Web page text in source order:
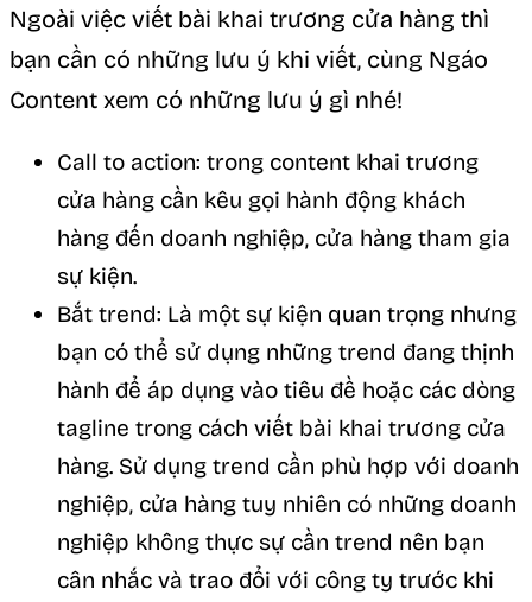
Ngoài việc viết bài khai trương cửa hàng thì
bạn cần có những lưu ý khi viết, cùng Ngáo
Content xem có những lưu ý gì nhé!
Call to action: trong content khai trương
cửa hàng cần kêu gọi hành động khách
hàng đến doanh nghiệp, cửa hàng tham gia
sự kiện.
Bắt trend: Là một sự kiện quan trọng nhưng
bạn có thể sử dụng những trend đang thịnh
hành để áp dụng vào tiêu đề hoặc các dòng
tagline trong cách viết bài khai trương cửa
hàng. Sử dụng trend cần phù hợp với doanh
nghiệp, cửa hàng tuy nhiên có những doanh
nghiệp không thực sự cần trend nên bạn
cân nhắc và trao đổi với công ty trước khi